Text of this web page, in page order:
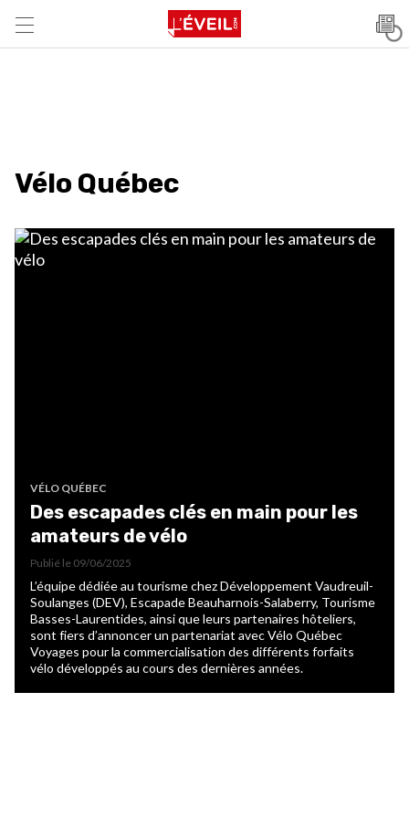
Vélo Québec
VÉLO QUÉBEC
Des escapades clés en main pour les
amateurs de vélo
Publié le 09/06/2025
L’équipe dédiée au tourisme chez Développement Vaudreuil-
Soulanges (DEV), Escapade Beauharnois-Salaberry, Tourisme
Basses-Laurentides, ainsi que leurs partenaires hôteliers,
sont fiers d’annoncer un partenariat avec Vélo Québec
Voyages pour la commercialisation des différents forfaits
vélo développés au cours des dernières années.